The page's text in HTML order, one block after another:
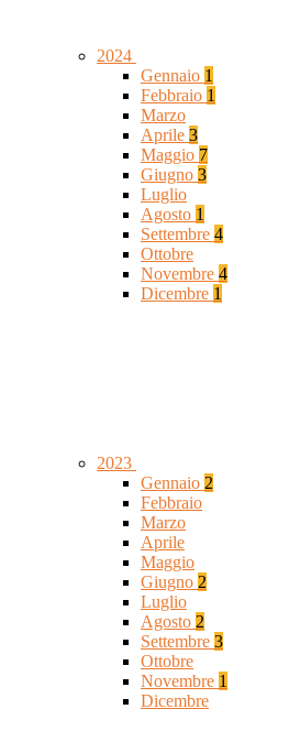
2024
Gennaio 1
Febbraio 1
Marzo
Aprile 3
Maggio 7
Giugno 3
Luglio
Agosto 1
Settembre 4
Ottobre
Novembre 4
Dicembre 1
2023
Gennaio 2
Febbraio
Marzo
Aprile
Maggio
Giugno 2
Luglio
Agosto 2
Settembre 3
Ottobre
Novembre 1
Dicembre